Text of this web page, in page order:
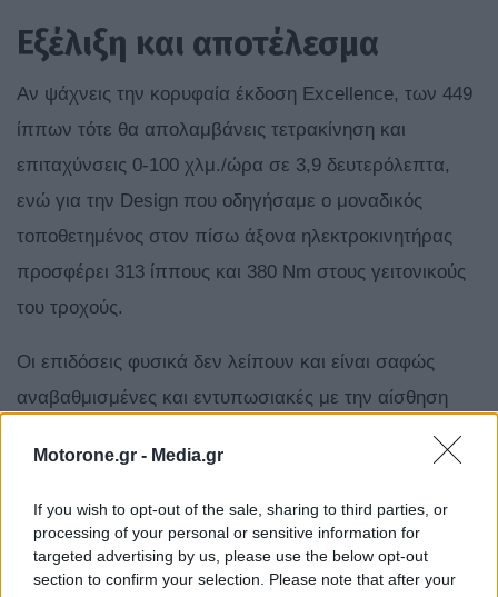
Motorone.gr - Media.gr
If you wish to opt-out of the sale, sharing to third parties, or
processing of your personal or sensitive information for
targeted advertising by us, please use the below opt-out
section to confirm your selection. Please note that after your
Εξέλιξη και αποτέλεσμα
Αν ψάχνεις την κορυφαία έκδοση Excellence, των 449
ίππων τότε θα απολαμβάνεις τετρακίνηση και
επιταχύνσεις 0-100 χλμ./ώρα σε 3,9 δευτερόλεπτα,
ενώ για την Design που οδηγήσαμε ο μοναδικός
τοποθετημένος στον πίσω άξονα ηλεκτροκινητήρας
προσφέρει 313 ίππους και 380 Nm στους γειτονικούς
του τροχούς.
Οι επιδόσεις φυσικά δεν λείπουν και είναι σαφώς
αναβαθμισμένες και εντυπωσιακές με την αίσθηση
ταχύτητα 180 χλμ./ώρα και 0-100 χλμ./ώρα σε 5,5 δλ.).
Παρά το γεγονός ότι το βάρος του έχει αυξηθεί κατά
130 κιλά σε σχέση με το προηγούμενο μοντέλο, με το